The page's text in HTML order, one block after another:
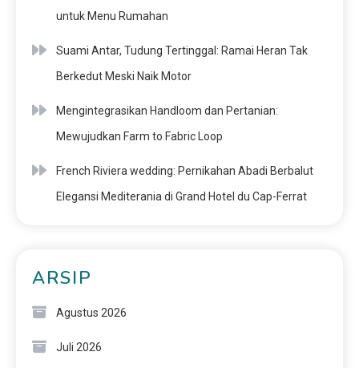
untuk Menu Rumahan
Suami Antar, Tudung Tertinggal: Ramai Heran Tak
Berkedut Meski Naik Motor
Mengintegrasikan Handloom dan Pertanian:
Mewujudkan Farm to Fabric Loop
French Riviera wedding: Pernikahan Abadi Berbalut
Elegansi Mediterania di Grand Hotel du Cap-Ferrat
ARSIP
Agustus 2026
Juli 2026